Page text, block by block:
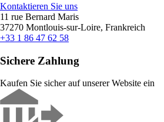
Kontaktieren Sie uns
11 rue Bernard Maris
37270 Montlouis-sur-Loire, Frankreich
+33 1 86 47 62 58
Sichere Zahlung
Kaufen Sie sicher auf unserer Website ein